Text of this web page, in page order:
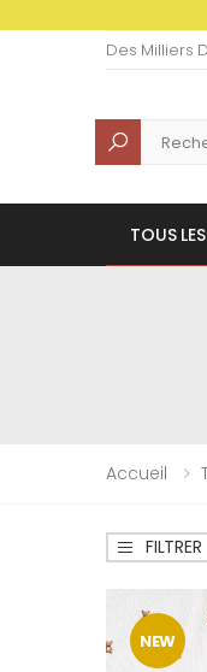
Des Milliers
Recherche
TOUS
Accueil
FILTRER
NEW